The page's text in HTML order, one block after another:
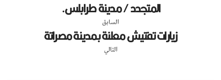
المتجدد / مدينة طرابلس.
السابق
زيارات تفتيش معلنة بمدينة مصراتة
التالي